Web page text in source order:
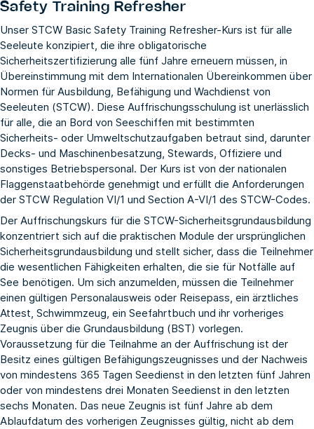
Safety Training Refresher
Unser STCW Basic Safety Training Refresher-Kurs ist für alle
Seeleute konzipiert, die ihre obligatorische
Sicherheitszertifizierung alle fünf Jahre erneuern müssen, in
Übereinstimmung mit dem Internationalen Übereinkommen über
Normen für Ausbildung, Befähigung und Wachdienst von
Seeleuten (STCW). Diese Auffrischungsschulung ist unerlässlich
für alle, die an Bord von Seeschiffen mit bestimmten
Sicherheits- oder Umweltschutzaufgaben betraut sind, darunter
Decks- und Maschinenbesatzung, Stewards, Offiziere und
sonstiges Betriebspersonal. Der Kurs ist von der nationalen
Flaggenstaatbehörde genehmigt und erfüllt die Anforderungen
der STCW Regulation VI/1 und Section A-VI/1 des STCW-Codes.
Der Auffrischungskurs für die STCW-Sicherheitsgrundausbildung
konzentriert sich auf die praktischen Module der ursprünglichen
Sicherheitsgrundausbildung und stellt sicher, dass die Teilnehmer
die wesentlichen Fähigkeiten erhalten, die sie für Notfälle auf
See benötigen. Um sich anzumelden, müssen die Teilnehmer
einen gültigen Personalausweis oder Reisepass, ein ärztliches
Attest, Schwimmzeug, ein Seefahrtbuch und ihr vorheriges
Zeugnis über die Grundausbildung (BST) vorlegen.
Voraussetzung für die Teilnahme an der Auffrischung ist der
Besitz eines gültigen Befähigungszeugnisses und der Nachweis
von mindestens 365 Tagen Seedienst in den letzten fünf Jahren
oder von mindestens drei Monaten Seedienst in den letzten
sechs Monaten. Das neue Zeugnis ist fünf Jahre ab dem
Ablaufdatum des vorherigen Zeugnisses gültig, nicht ab dem